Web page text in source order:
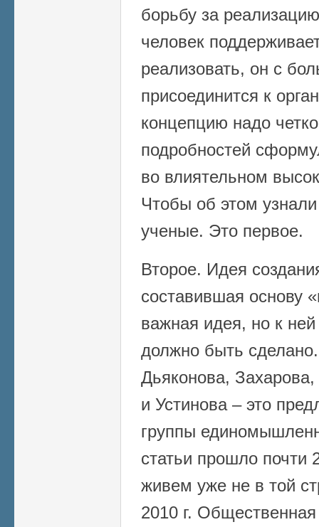
борьбу за
человек
реализовать, он с
присоединится к
концепцию надо
подробностей
во влиятельном
Чтобы об этом
ученые. Это первое.
Второе. Идея
составившая основу
важная идея, но к
должно быть
Дьяконова,
и Устинова – это
группы
статьи прошло почти
живем уже не в той
2010 г.